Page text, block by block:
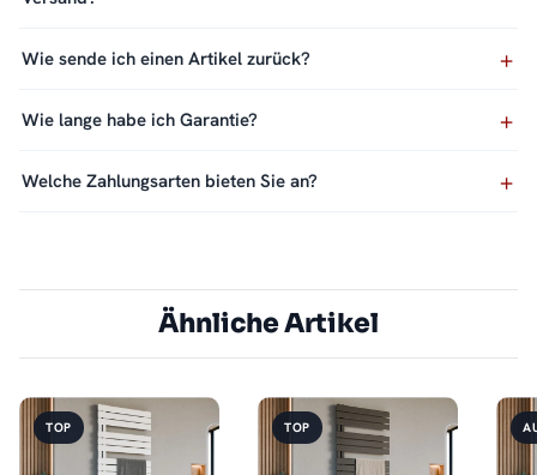
Wie sende ich einen Artikel zurück?
Wie lange habe ich Garantie?
Welche Zahlungsarten bieten Sie an?
Ähnliche Artikel
TOP TOP